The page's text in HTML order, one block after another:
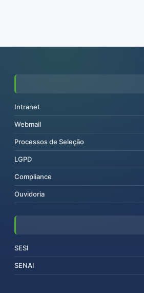
Intranet
Webmail
Processos de Seleção
LGPD
Compliance
Ouvidoria
SESI
SENAI